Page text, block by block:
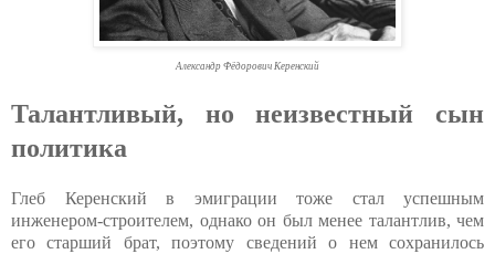
Александр Фёдорович Керенский
Талантливый, но неизвестный сын
политика
Глеб Керенский в эмиграции тоже стал успешным
инженером-строителем, однако он был менее талантлив, чем
его старший брат, поэтому сведений о нем сохранилось